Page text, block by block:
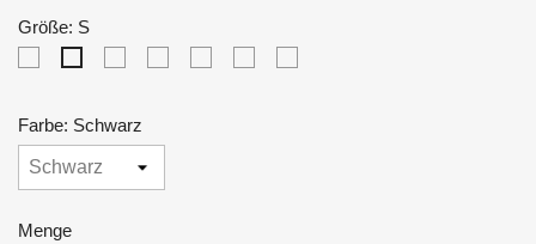
Größe: S
Farbe: Schwarz
Menge